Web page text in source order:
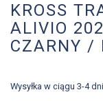
KROSS
ALIVIO
CZARNY /
Wysyłka w ciągu 3-4